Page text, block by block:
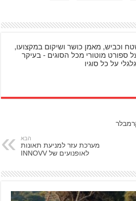
וכביש, מאמן כושר ושיקום במקצועו,
ספורט מוטורי מכל הסוגים - בעיקר
על כל סוגיו
הבא
מערכת עזר למניעת תאונות
לאופנועים של INNOVV